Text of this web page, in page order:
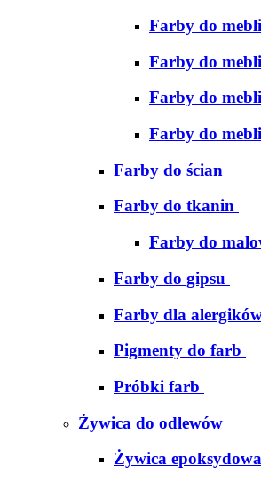
Farby do
Farby do
Farby do
Farby do
Farby do ścian
Farby do tkanin
Farby do
Farby do gipsu
Farby dla
Pigmenty do farb
Próbki farb
Żywica do odlewów
Żywica epoksydowa